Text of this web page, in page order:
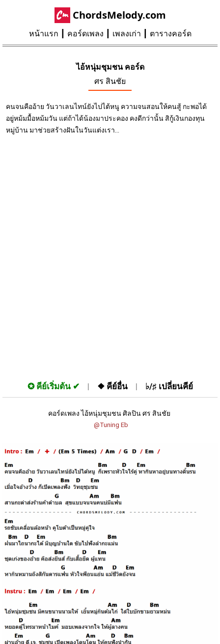
ChordsMelody.com
หน้าแรก คอร์ดเพลง เพลงเก่า ตารางคอร์ด
ไอ้หนุ่มชุมชน คอร์ด
ศร สินชัย
คนจนคืออ้าย วันวาเลนไทน์ยังไปไต้หนู ความจนสอนให้คนสู้ กะพอได้
อยู่หม้มมื้อหม้มวัน แต่ถ้าได้น้องมาประคอง คงดีกว่านั้น สิกู้เงินกองทุน
หมู่บ้าน มาช่วยสร้างฝันในวันแต่งเรา...
✪ คีย์เริ่มต้น ❖ คีย์อื่น ♭/♯ เปลี่ยนคีย์
คอร์ดเพลง ไอ้หนุ่มชุมชน ศิลปิน ศร สินชัย
@Tuning Eb